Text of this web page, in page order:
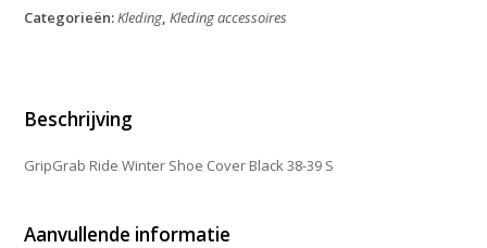
Cover
S
Categorieën:Kleding,Kleding accessoires
Beschrijving
GripGrab Ride Winter Shoe Cover Black 38-39 S
Aanvullende informatie